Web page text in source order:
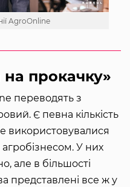
AgroOnline
прокачку»
переводять з
Є певна кількість
використовувалися
У них
але в більшості
представлені все ж у